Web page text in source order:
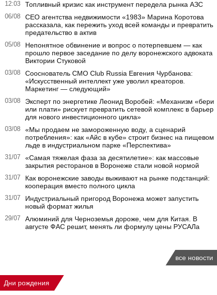
12:03 Топливный кризис как инструмент передела рынка АЗС
06/08
CEO агентства недвижимости «1983» Марина Коротова
рассказала, как пережить уход всей команды и превратить
предательство в актив
05/08
Непонятное обвинение и вопрос о потерпевшем — как
прошло первое заседание по делу воронежского адвоката
Виктории Стуковой
03/08
Сооснователь CMO Club Russia Евгения Чурбанова:
«Искусственный интеллект уже уволил креаторов.
Маркетинг — следующий»
03/08
Эксперт по энергетике Леонид Воробей: «Механизм «бери
или плати» рискует превратить сетевой комплекс в барьер
для нового инвестиционного цикла»
03/08
«Мы продаем не замороженную воду, а сценарий
потребления»: как «Айс в кубе» строит бизнес на пищевом
льде в индустриальном парке «Перспектива»
31/07
«Самая тяжелая фаза за десятилетие»: как массовые
закрытия ресторанов в Воронеже стали новой нормой
31/07
Как воронежские заводы выживают на рынке подстанций:
кооперация вместо полного цикла
31/07
Индустриальный пригород Воронежа может запустить
новый формат жилья
29/07
Алюминий для Черноземья дороже, чем для Китая. В
августе ФАС решит, менять ли формулу цены РУСАЛа
все новости
Дни рождения